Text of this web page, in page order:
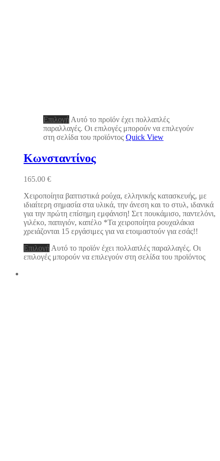
Επιλογή Αυτό το προϊόν έχει πολλαπλές
παραλλαγές. Οι επιλογές μπορούν να επιλεγούν
στη σελίδα του προϊόντος Quick View
Κωνσταντίνος
165.00 €
Χειροποίητα βαπτιστικά ρούχα, ελληνικής κατασκευής, με
ιδιαίτερη σημασία στα υλικά, την άνεση και το στυλ, ιδανικά
για την πρώτη επίσημη εμφάνιση! Σετ πουκάμισο, παντελόνι,
γιλέκο, παπιγιόν, καπέλο *Τα χειροποίητα ρουχαλάκια
χρειάζονται 15 εργάσιμες για να ετοιμαστούν για εσάς!!
Επιλογή Αυτό το προϊόν έχει πολλαπλές παραλλαγές. Οι
επιλογές μπορούν να επιλεγούν στη σελίδα του προϊόντος